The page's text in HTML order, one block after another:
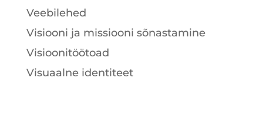
Veebilehed
Visiooni ja missiooni sõnastamine
Visioonitöötoad
Visuaalne identiteet